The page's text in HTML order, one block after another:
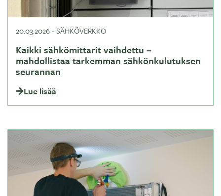
20.03.2026-SÄHKÖVERKKO
Kaikki sähkömittarit vaihdettu –
mahdollistaa tarkemman sähkönkulutuksen
seurannan
Lue lisää